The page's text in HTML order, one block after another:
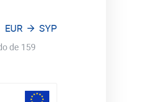
EUR SYP
de 159